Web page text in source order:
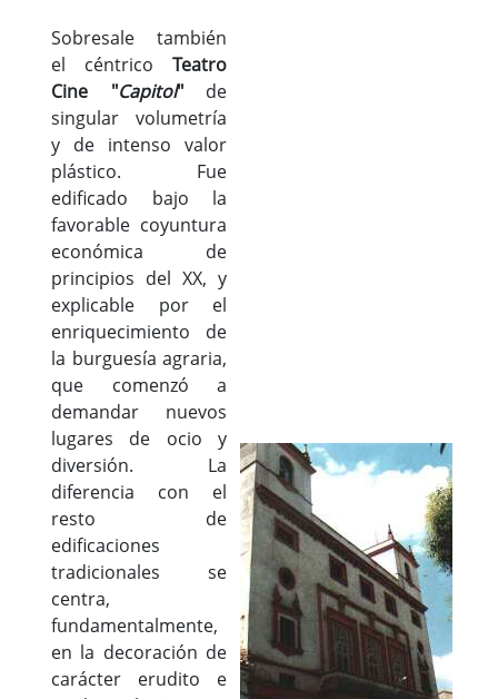
Sobresale también
el céntrico Teatro
Cine "Capitol"de
singular volumetría
y de intenso valor
plástico. Fue
edificado bajo la
favorable coyuntura
económica de
principios del XX, y
explicable por el
enriquecimiento de
la burguesía agraria,
que comenzó a
demandar nuevos
lugares de ocio y
diversión. La
diferencia con el
resto de
edificaciones
tradicionales se
centra,
fundamentalmente,
en la decoración de
carácter erudito e